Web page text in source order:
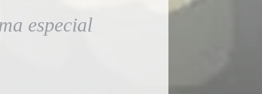
especial